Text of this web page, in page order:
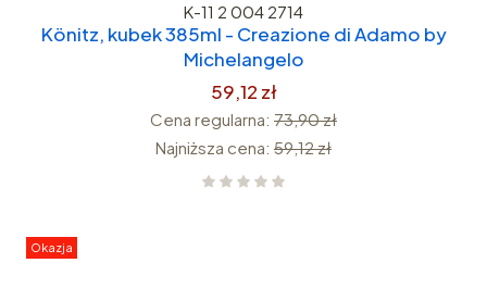
K-11 2 004 2714
Könitz, kubek 385ml - Creazione di Adamo by
Michelangelo
59,12 zł
Cena regularna: 73,90 zł
Najniższa cena: 59,12 zł
Okazja